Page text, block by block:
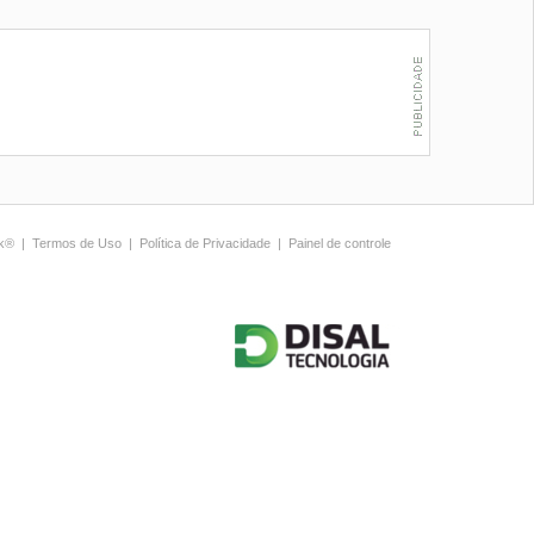
| Termos de Uso | Política de Privacidade | Painel de controle